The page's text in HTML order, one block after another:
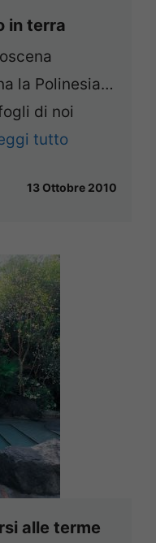
in terra
la Polinesia…
di noi
tutto
13 Ottobre 2010
alle terme